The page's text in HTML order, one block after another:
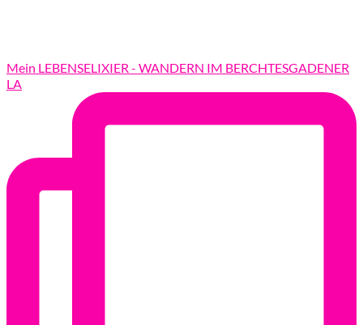
Mein LEBENSELIXIER - WANDERN IM BERCHTESGADENER
LA